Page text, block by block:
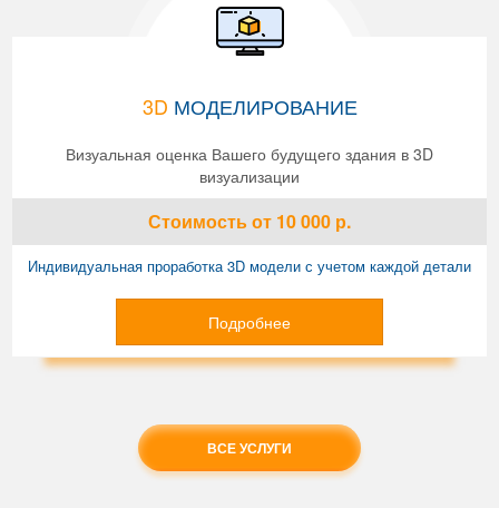
3D МОДЕЛИРОВАНИЕ
Визуальная оценка Вашего будущего здания в 3D
визуализации
Стоимостьот 10 000 р.
Индивидуальная проработка 3D модели с учетом каждой детали
Подробнее
ВСЕ УСЛУГИ